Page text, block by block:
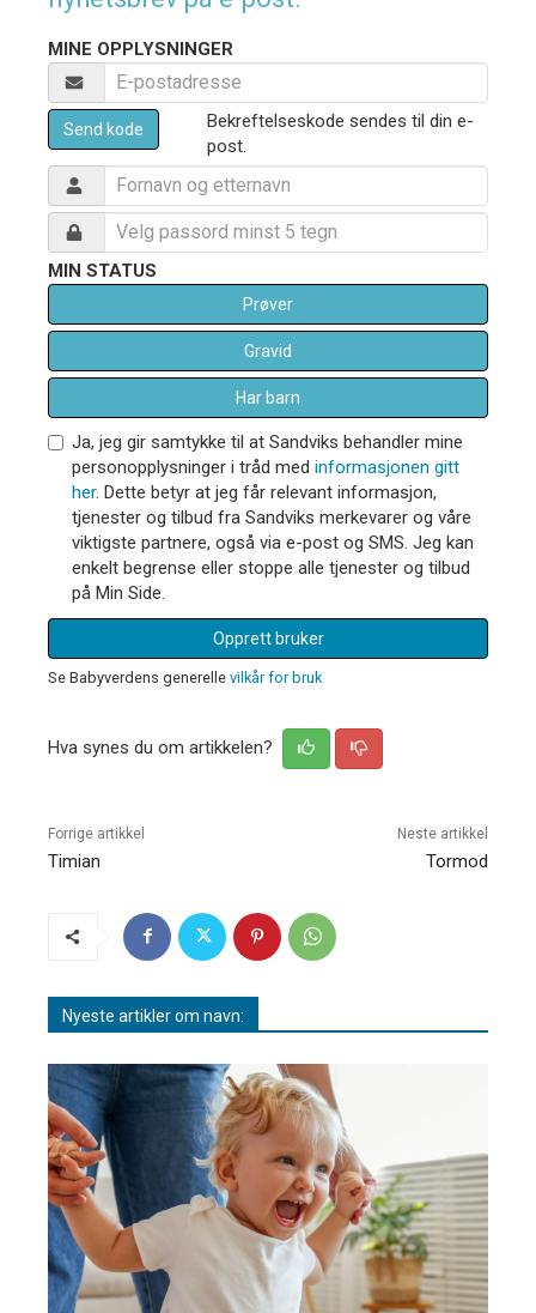
MINE OPPLYSNINGER
Send kode
Bekreftelseskode sendes til din e-
post.
MIN STATUS
Prøver
Gravid
Har barn
Ja, jeg gir samtykke til at Sandviks behandler mine
personopplysninger i tråd med informasjonen gitt
her. Dette betyr at jeg får relevant informasjon,
tjenester og tilbud fra Sandviks merkevarer og våre
viktigste partnere, også via e-post og SMS. Jeg kan
enkelt begrense eller stoppe alle tjenester og tilbud
på Min Side.
Opprett bruker
Se Babyverdens generelle vilkår for bruk
Hva synes du om artikkelen?
Forrige artikkel
Timian
Neste artikkel
Tormod
Nyeste artikler om navn: